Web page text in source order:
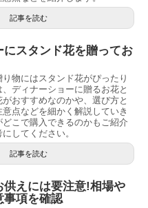
記事を読む
にスタンド花を贈ってお
物にはスタンド花がぴったり
ディナーショーに贈るお花と
おすすめなのかや、選び方と
点などを細かく解説していき
こで購入できるのかもご紹介
してください。
記事を読む
供えには要注意!相場や
事項を確認